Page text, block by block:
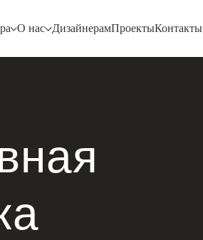
О нас ДизайнерамПроектыКонтакты